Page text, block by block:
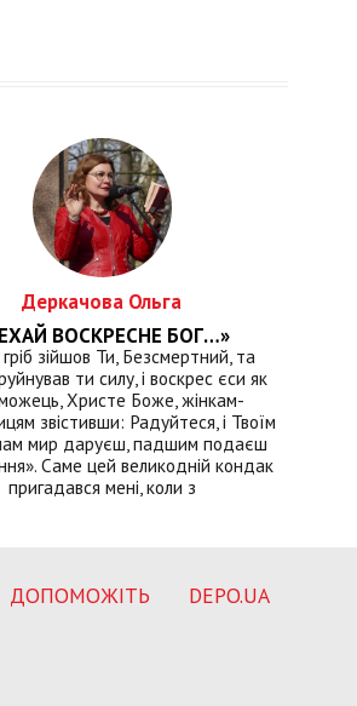
Деркачова Ольга
ВОСКРЕСНЕ БОГ…»
зійшов Ти, Безсмертний, та
ти силу, і воскрес єси як
Христе Боже, жінкам-
звістивши: Радуйтеся, і Твоїм
мир даруєш, падшим подаєш
Саме цей великодній кондак
пригадався мені, коли з
ДОПОМОЖІТЬ DEPO.UA